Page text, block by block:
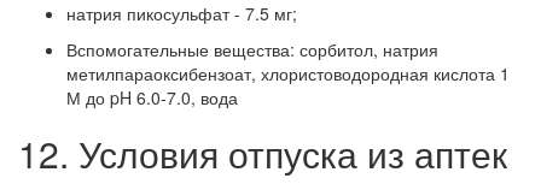
натрия пикосульфат - 7.5 мг;
Вспомогательные вещества: сорбитол, натрия
метилпараоксибензоат, хлористоводородная кислота 1
М до pH 6.0-7.0, вода
12. Условия отпуска из аптек